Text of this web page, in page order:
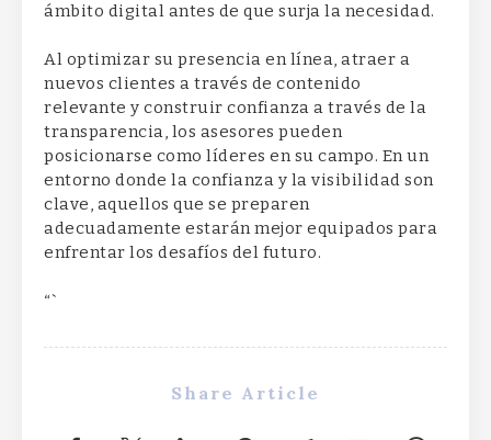
ámbito digital antes de que surja la necesidad.
Al optimizar su presencia en línea, atraer a
nuevos clientes a través de contenido
relevante y construir confianza a través de la
transparencia, los asesores pueden
posicionarse como líderes en su campo. En un
entorno donde la confianza y la visibilidad son
clave, aquellos que se preparen
adecuadamente estarán mejor equipados para
enfrentar los desafíos del futuro.
“`
Share Article